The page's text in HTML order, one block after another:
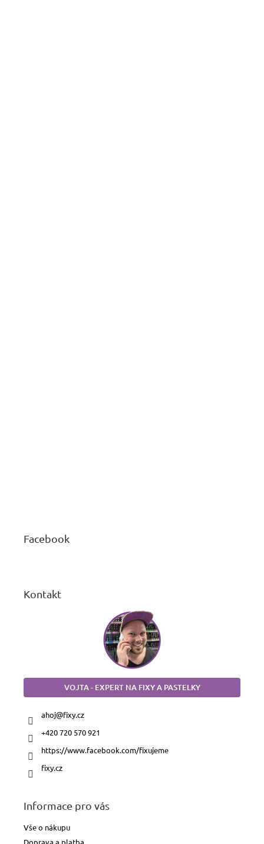
Facebook
Kontakt
VOJTA - EXPERT NA FIXY A PASTELKY
ahoj@fixy.cz
+420 720 570 921
https://www.facebook.com/fixujeme
fixy.cz
Informace pro vás
Vše o nákupu
Doprava a platba